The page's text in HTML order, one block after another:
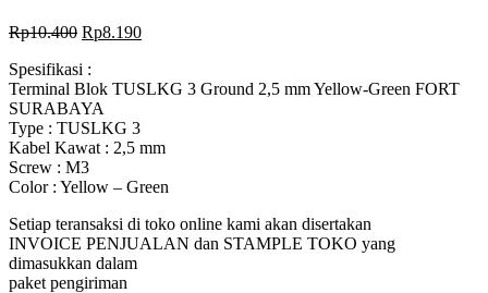
Rp10.400 Rp8.190
Spesifikasi :
Terminal Blok TUSLKG 3 Ground 2,5 mm Yellow-Green FORT
SURABAYA
Type : TUSLKG 3
Kabel Kawat : 2,5 mm
Screw : M3
Color : Yellow – Green
Setiap teransaksi di toko online kami akan disertakan
INVOICE PENJUALAN dan STAMPLE TOKO yang
dimasukkan dalam
paket pengiriman